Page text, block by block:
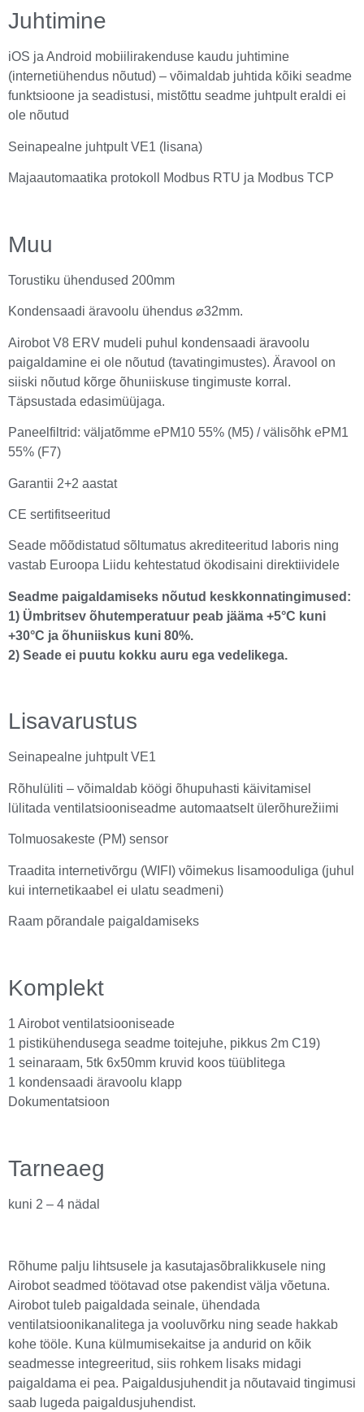
Juhtimine
iOS ja Android mobiilirakenduse kaudu juhtimine
(internetiühendus nõutud) – võimaldab juhtida kõiki seadme
funktsioone ja seadistusi, mistõttu seadme juhtpult eraldi ei
ole nõutud
Seinapealne juhtpult VE1 (lisana)
Majaautomaatika protokoll Modbus RTU ja Modbus TCP
Muu
Torustiku ühendused 200mm
Kondensaadi äravoolu ühendus ⌀32mm.
Airobot V8 ERV mudeli puhul kondensaadi äravoolu
paigaldamine ei ole nõutud (tavatingimustes). Äravool on
siiski nõutud kõrge õhuniiskuse tingimuste korral.
Täpsustada edasimüüjaga.
Paneelfiltrid: väljatõmme ePM10 55% (M5) / välisõhk ePM1
55% (F7)
Garantii 2+2 aastat
CE sertifitseeritud
Seade mõõdistatud sõltumatus akrediteeritud laboris ning
vastab Euroopa Liidu kehtestatud ökodisaini direktiividele
Seadme paigaldamiseks nõutud keskkonnatingimused:
1) Ümbritsev õhutemperatuur peab jääma +5°C kuni
+30°C ja õhuniiskus kuni 80%.
2) Seade ei puutu kokku auru ega vedelikega.
Lisavarustus
Seinapealne juhtpult VE1
Rõhulüliti – võimaldab köögi õhupuhasti käivitamisel
lülitada ventilatsiooniseadme automaatselt ülerõhurežiimi
Tolmuosakeste (PM) sensor
Traadita internetivõrgu (WIFI) võimekus lisamooduliga (juhul
kui internetikaabel ei ulatu seadmeni)
Raam põrandale paigaldamiseks
Komplekt
1 Airobot ventilatsiooniseade
1 pistikühendusega seadme toitejuhe, pikkus 2m C19)
1 seinaraam, 5tk 6x50mm kruvid koos tüüblitega
1 kondensaadi äravoolu klapp
Dokumentatsioon
Tarneaeg
kuni 2 – 4 nädal
Rõhume palju lihtsusele ja kasutajasõbralikkusele ning
Airobot seadmed töötavad otse pakendist välja võetuna.
Airobot tuleb paigaldada seinale, ühendada
ventilatsioonikanalitega ja vooluvõrku ning seade hakkab
kohe tööle. Kuna külmumisekaitse ja andurid on kõik
seadmesse integreeritud, siis rohkem lisaks midagi
paigaldama ei pea. Paigaldusjuhendit ja nõutavaid tingimusi
saab lugeda paigaldusjuhendist.